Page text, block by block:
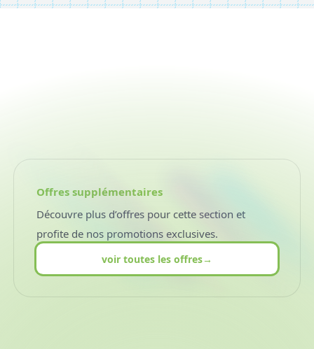
Offres supplémentaires
Découvre plus d’offres pour cette section et
profite de nos promotions exclusives.
voir toutes les offres→